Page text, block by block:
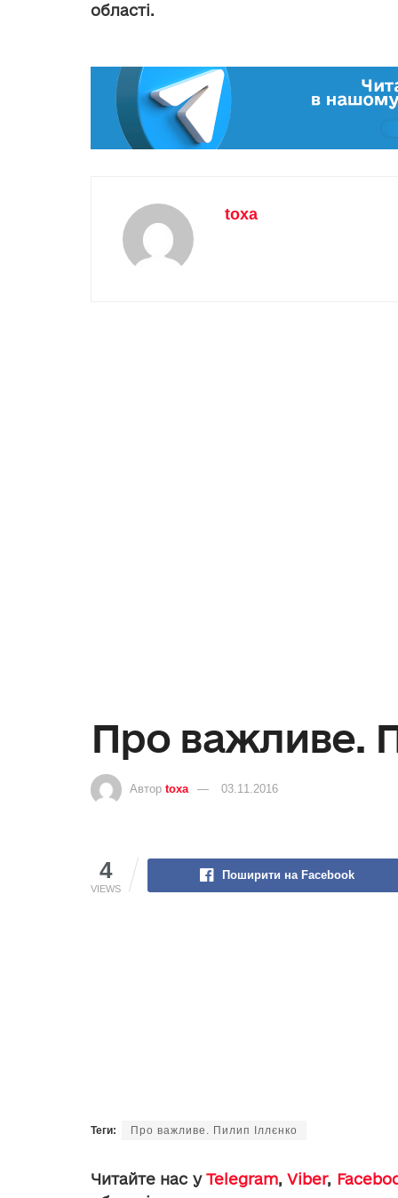
області.
toxa
Про важливе.
Автор toxa 03.11.2016
4
VIEWS
Поширити на Facebook
Теги: Про важливе. Пилип Іллєнко
Читайте нас уTelegram,Viber,